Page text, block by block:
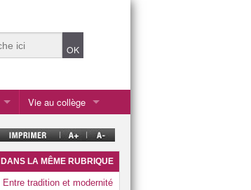
Vie au collège
Ateliers du midi
Centre de documentation et d’information (CDI)
Ecolabel et écodélégués
DANS LA MÊME RUBRIQUE
Entre tradition et modernité